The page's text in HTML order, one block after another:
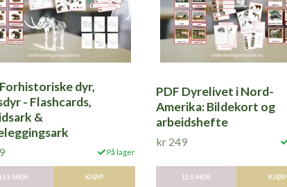
dyr,
- Flashcards,
&
På lager
LES MER KJØP
PDF Dyrelivet i Nord-
Amerika: Bildekort og
arbeidshefte
kr 249
LES MER KJØP